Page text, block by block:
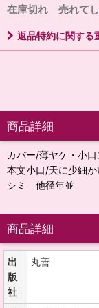
在庫切れ 売れてし
返品特約に関する
商品詳細
カバー/薄ヤケ・小
本文小口/天に少細
シミ 他径年並
商品詳細
出
版
社
丸善